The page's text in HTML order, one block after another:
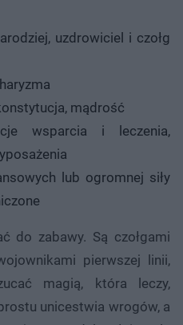
uzdrowiciel i czołg
mądrość
wsparcia i leczenia,
lub ogromnej siły
do zabawy. Są czołgami
pierwszej linii,
magią, która leczy,
unicestwia wrogów, a